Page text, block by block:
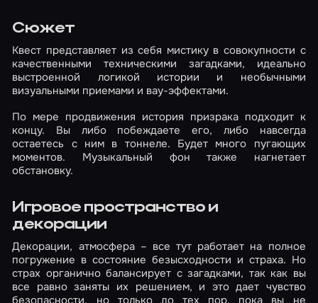
Сюжет
Квест представляет из себя мистику в совокупности с
качественными техническими загадками, идеально
выстроенной логикой истории и необычными
визуальными приемами и вау-эффектами.
По мере продвижения история призрака подходит к
концу. Вы либо побеждаете его, либо навсегда
остаетесь с ним в тоннеле. Будет много пугающих
моментов. Музыкальный фон также нагнетает
обстановку.
Игровое пространство и
декорации
Декорации, атмосфера – все тут работает на полное
погружение в состояние безысходности и страха. Но
страх органично балансирует с загадками, так как вы
все равно заняты их решением, и это дает чувство
безопасности, но только до тех пор, пока вы не